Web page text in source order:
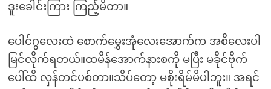
ဒူးခေါင်းကြား ကြည့်မိတာ။
ပေါင်ဂွလေးထဲ စောက်မွှေးအုံလေးအောက်က အစိလေးပါ
မြင်လိုက်ရတယ်။ထမိန်အောက်နားစကို မပြီး မခိုင်ဗိုက်
ပေါ်ထိ လှန်တင်ပစ်တာ။သိပ်တော့ မစိုးရိမ်မိပါဘူး။ အရင်